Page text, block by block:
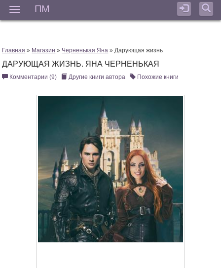
ПМ
Главная » Магазин » Черненькая Яна » Дарующая жизнь
ДАРУЮЩАЯ ЖИЗНЬ. ЯНА ЧЕРНЕНЬКАЯ
Комментарии (9) Другие книги автора Похожие книги